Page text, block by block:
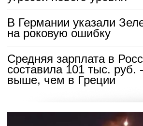
В Германии указали
на роковую ошибку
Средняя зарплата в
составила 101 тыс. руб.
выше, чем в Греции